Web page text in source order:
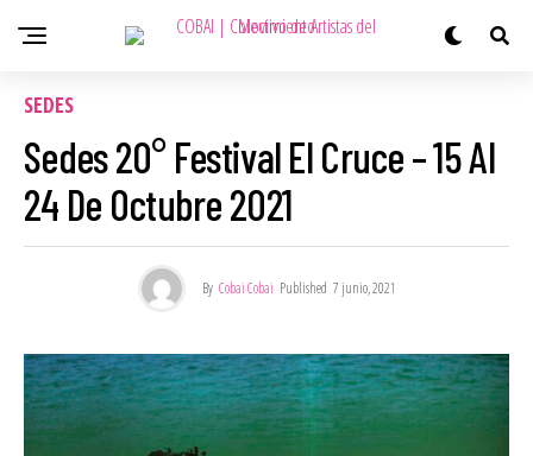
SEDES
Sedes 20° Festival El Cruce – 15 Al
24 De Octubre 2021
By Cobai Cobai Published 7 junio, 2021